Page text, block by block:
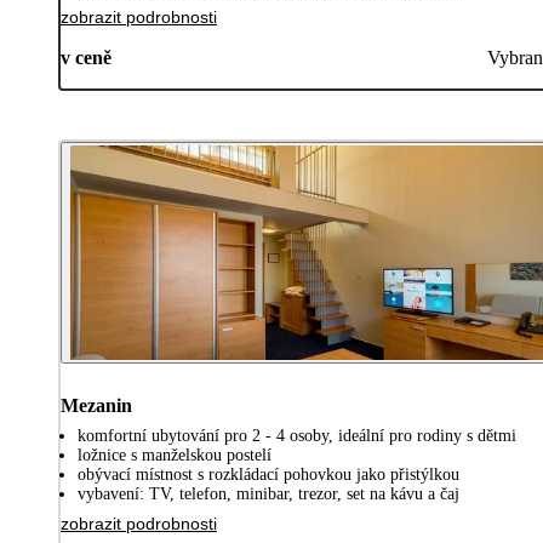
zobrazit podrobnosti
v ceně
Mezanin
komfortní ubytování pro 2 - 4 osoby, ideální pro rodiny s dětmi
ložnice s manželskou postelí
obývací místnost s rozkládací pohovkou jako přistýlkou
vybavení: TV, telefon, minibar, trezor, set na kávu a čaj
zobrazit podrobnosti